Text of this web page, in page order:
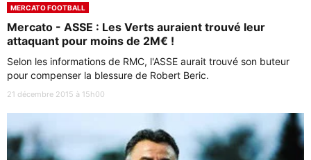
MERCATO FOOTBALL
Mercato - ASSE : Les Verts auraient trouvé leur
attaquant pour moins de 2M€ !
Selon les informations de RMC, l'ASSE aurait trouvé son buteur
pour compenser la blessure de Robert Beric.
21 décembre 2015 à 15h00